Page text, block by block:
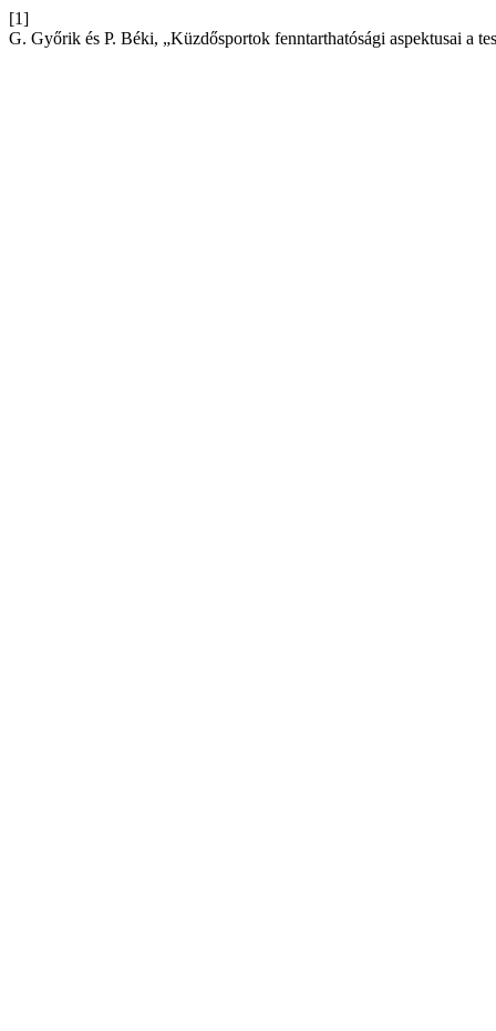
[1]
G. Győrik és P. Béki, „Küzdősportok fenntarthatósági aspektusai a